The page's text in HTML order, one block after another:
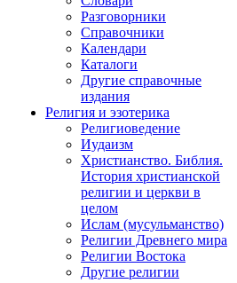
Разговорники
Справочники
Календари
Каталоги
Другие справочные
издания
Религия и эзотерика
Религиоведение
Иудаизм
Христианство. Библия.
История христианской
религии и церкви в
целом
Ислам (мусульманство)
Религии Древнего мира
Религии Востока
Другие религии